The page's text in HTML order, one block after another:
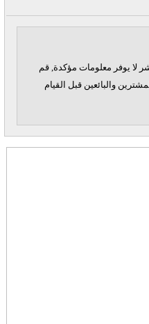
لا يوفر معلومات مؤكدة, قم
والبائعين قبل القيام